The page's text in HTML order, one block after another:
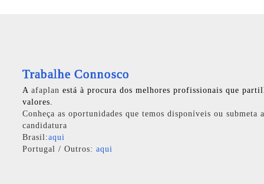
Trabalhe Connosco
A afaplan está à procura dos melhores profissionais que
valores.
Conheça as oportunidades que temos disponíveis ou submeta
candidatura
Brasil:aqui
Portugal / Outros: aqui